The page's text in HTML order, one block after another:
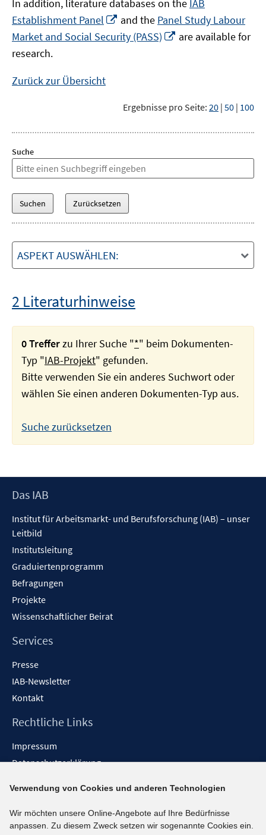
Fenster
öffnen
In addition, literature databases on the IAB
Establishment Panel
In
neuem
Fenster
and the Panel Study Labour
Market and Social Security (PASS)
In
are available for
research.
Zurück zur Übersicht
Ergebnisse pro Seite: 20 | 50 | 100
Suche
ASPEKT AUSWÄHLEN:
2 Literaturhinweise
0 Trefferzu Ihrer Suche "*" beim Dokumenten-
Typ "IAB-Projekt" gefunden.
Bitte verwenden Sie ein anderes Suchwort oder
wählen Sie einen anderen Dokumenten-Typ aus.
Suche zurücksetzen
Footer
Das IAB
Institut für Arbeitsmarkt- und Berufsforschung (IAB) – unser
Leitbild
Institutsleitung
Graduiertenprogramm
Befragungen
Projekte
Wissenschaftlicher Beirat
Services
Presse
IAB-Newsletter
Kontakt
Rechtliche Links
Impressum
Datenschutzerklärung
Barrieren melden
Social-Media-Kanäle
Verwendung von Cookies und anderen Technologien
Wir möchten unsere Online-Angebote auf Ihre Bedürfnisse
anpassen. Zu diesem Zweck setzen wir sogenannte Cookies ein.